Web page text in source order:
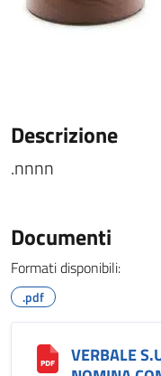
Descrizione
.nnnn
Documenti
Formati disponibili:
.pdf
VERBALE